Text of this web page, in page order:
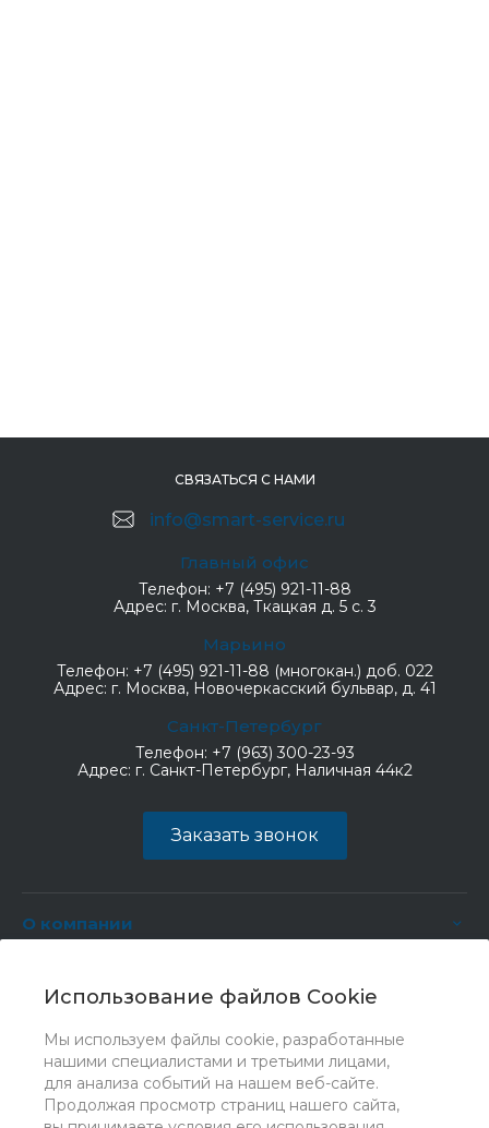
Использование файлов Cookie
Мы используем файлы cookie, разработанные
нашими специалистами и третьими лицами,
для анализа событий на нашем веб-сайте.
Продолжая просмотр страниц нашего сайта,
СВЯЗАТЬСЯ С НАМИ
info@smart-service.ru
Главный офис
Телефон: +7 (495) 921-11-88
Адрес: г. Москва, Ткацкая д. 5 с. 3
Марьино
Телефон: +7 (495) 921-11-88 (многокан.) доб. 022
Адрес: г. Москва, Новочеркасский бульвар, д. 41
Санкт-Петербург
Телефон: +7 (963) 300-23-93
Адрес: г. Санкт-Петербург, Наличная 44к2
Заказать звонок
О компании
Услуги